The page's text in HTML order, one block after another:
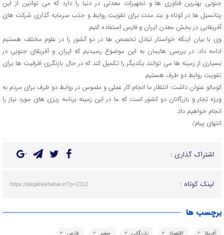
جنوبی بهترین فناوری ها و تجهیزات معدنی در دنیا را دارد که می توانین از این
پتانسیل ها در کوتاه و بند مدت برای تقویت روابط و جذب سرمایه گذاری شرکت های
آفریقایی در بخش معدن ایران و فارس استفاده کنیم.
وی با بیان اینکه خواستار تبادل تخصص ها در دو کشور را در علوم مختلف هستیم
ادامه داد: در بررسی هایمان به این موضوع رسیدیم که ایران و آفریقای جنوبی در
بسیاری از زمینه ها می توانند یکدیگر را تکمیل کند که در حال بازنگری ظرفیت ها برای
تقویت روابط دو طرف هستیم.
کومالو عنوان داشت: انتظار ما انجام کار عملی و ملموس در روابط دو طرف برای مردم به
ویژه تجار و بازرگانان دو کشور است که ما در این زمینه برنامه ریزی های مورد نیاز را
انجام خواهیم داد.
انتهای پیام/
اشتراک گذاری :
لینک کوتاه : https://pegahekhabar.ir/?p=2212
برچسب ها
آفریقا اقتصاد بازرگانی سفیر فارس